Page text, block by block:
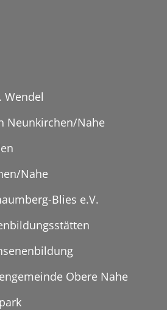
Wendel
Neunkirchen/Nahe
Nahe
Blies e.V.
Obere Nahe